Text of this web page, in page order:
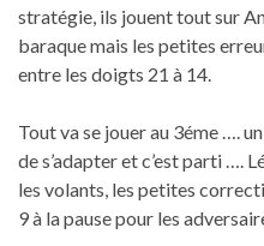
stratégie, ils jouent tout sur
baraque mais les petites
entre les doigts 21 à 14.
Tout va se jouer au 3éme ….
de s’adapter et c’est parti ….
les volants, les petites
9 à la pause pour les